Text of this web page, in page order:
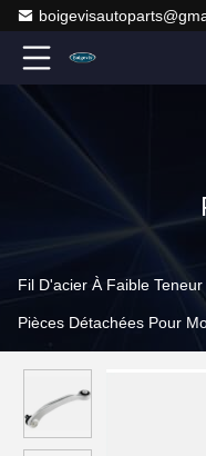
Fil D'acier À Faible
Pièces Détachées Pour